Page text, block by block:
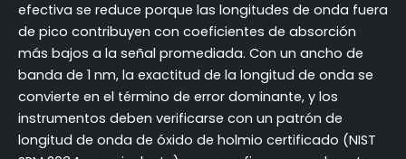
efectiva se reduce porque las longitudes de onda fuera
de pico contribuyen con coeficientes de absorción
más bajos a la señal promediada. Con un ancho de
banda de 1 nm, la exactitud de la longitud de onda se
convierte en el término de error dominante, y los
instrumentos deben verificarse con un patrón de
longitud de onda de óxido de holmio certificado (NIST